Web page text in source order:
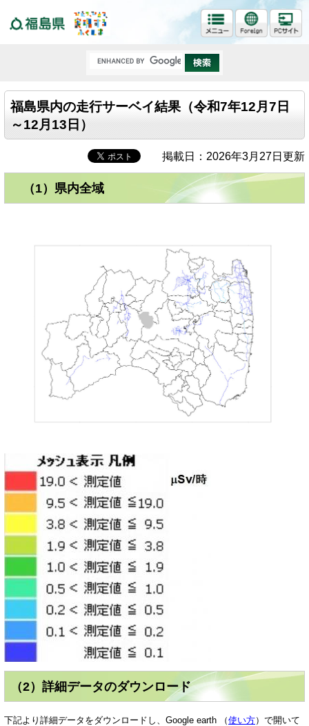
福島県内の走行サーベイ結果（令和7年12月7日
～12月13日）
掲載日：2026年3月27日更新
（1）県内全域
（2）詳細データのダウンロード
下記より詳細データをダウンロードし、Google earth （使い方）で開いて